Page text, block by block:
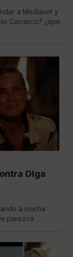
a Mediaset y
Carrasco? ¿qué
Olga
a mucha
parezca